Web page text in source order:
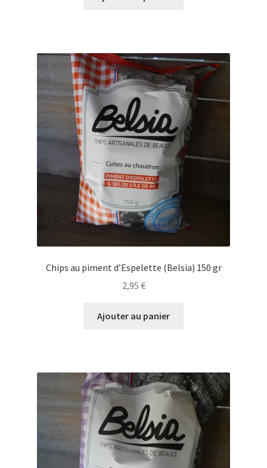
Chips au piment d’Espelette (Belsia) 150 gr
2,95 €
Ajouter au panier